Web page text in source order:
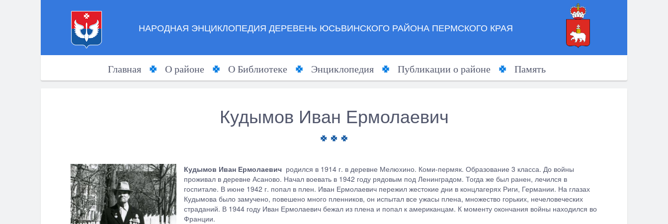
НАРОДНАЯ ЭНЦИКЛОПЕДИЯ ДЕРЕВЕНЬ ЮСЬВИНСКОГО РАЙОНА ПЕРМСКОГО КРАЯ
Главная О районе О Библиотеке Энциклопедия Публикации о районе Память
Кудымов Иван Ермолаевич
Кудымов Иван Ермолаевич родился в 1914 г. в деревне Мелюхино. Коми-пермяк. Образование 3 класса. До войны
проживал в деревне Асаново. Начал воевать в 1942 году рядовым под Ленинградом. Тогда же был ранен, лечился в
госпитале. В июне 1942 г. попал в плен. Иван Ермолаевич пережил жестокие дни в концлагерях Риги, Германии. На глазах
Кудымова было замучено, повешено много пленников, он испытал все ужасы плена, множество горьких, нечеловеческих
страданий. В 1944 году Иван Ермолаевич бежал из плена и попал к американцам. К моменту окончания войны находился во
Франции.